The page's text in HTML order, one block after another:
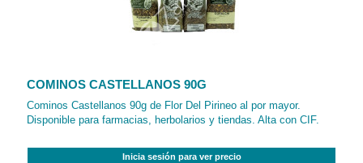
COMINOS CASTELLANOS 90G
Cominos Castellanos 90g de Flor Del Pirineo al por mayor.
Disponible para farmacias, herbolarios y tiendas. Alta con CIF.
Inicia sesión para ver precio